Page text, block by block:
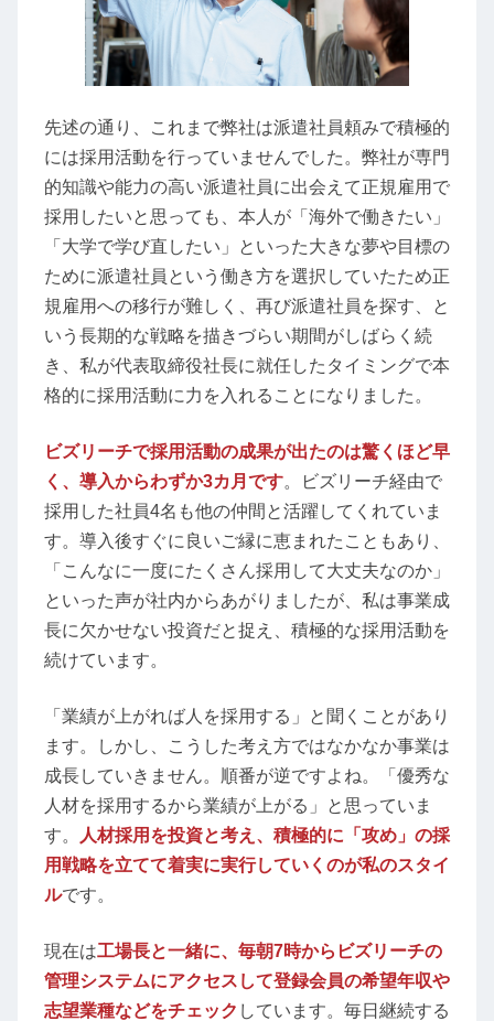
先述の通り、これまで弊社は派遣社員頼みで積極的
には採用活動を行っていませんでした。弊社が専門
的知識や能力の高い派遣社員に出会えて正規雇用で
採用したいと思っても、本人が「海外で働きたい」
「大学で学び直したい」といった大きな夢や目標の
ために派遣社員という働き方を選択していたため正
規雇用への移行が難しく、再び派遣社員を探す、と
いう長期的な戦略を描きづらい期間がしばらく続
き、私が代表取締役社長に就任したタイミングで本
格的に採用活動に力を入れることになりました。
ビズリーチで採用活動の成果が出たのは驚くほど早
く、導入からわずか3カ月です。ビズリーチ経由で
採用した社員4名も他の仲間と活躍してくれていま
す。導入後すぐに良いご縁に恵まれたこともあり、
「こんなに一度にたくさん採用して大丈夫なのか」
といった声が社内からあがりましたが、私は事業成
長に欠かせない投資だと捉え、積極的な採用活動を
続けています。
「業績が上がれば人を採用する」と聞くことがあり
ます。しかし、こうした考え方ではなかなか事業は
成長していきません。順番が逆ですよね。「優秀な
人材を採用するから業績が上がる」と思っていま
す。
人材採用を投資と考え、積極的に「攻め」の採
用戦略を立てて着実に実行していくのが私のスタイ
ルです。
現在は工場長と一緒に、毎朝7時からビズリーチの
管理システムにアクセスして登録会員の希望年収や
志望業種などをチェック しています。毎日継続する